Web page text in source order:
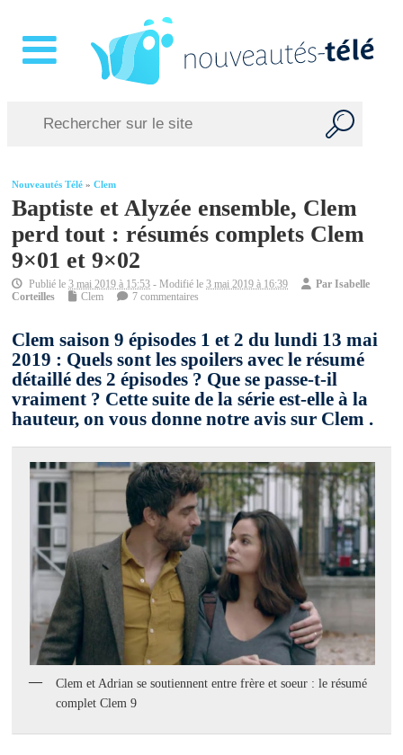
Nouveautés Télé »Clem
Baptiste et Alyzée ensemble, Clem
perd tout : résumés complets Clem
9×01 et 9×02
Publié le3 mai 2019 à 15:53 - Modifié le3 mai 2019 à 16:39 ParIsabelle
Corteilles
Clem 7 commentaires
Clem saison 9 épisodes 1 et 2 du lundi 13 mai
2019 : Quels sont les spoilers avec le résumé
détaillé des 2 épisodes ? Que se passe-t-il
vraiment ? Cette suite de la série est-elle à la
hauteur, on vous donne notre avis sur Clem .
Clem et Adrian se soutiennent entre frère et soeur : le résumé
complet Clem 9